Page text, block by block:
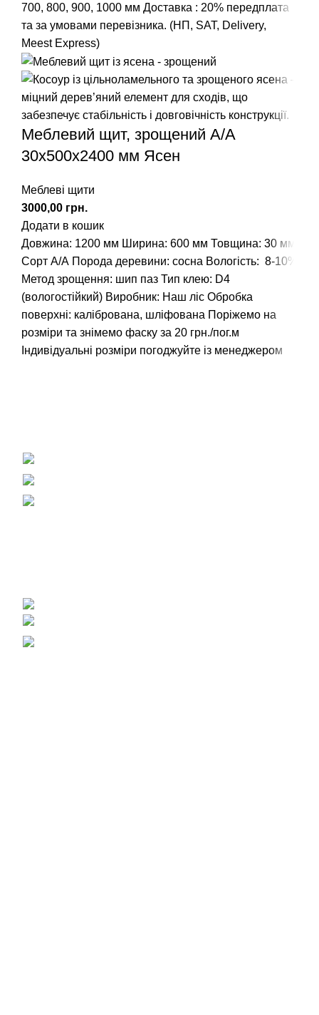
700, 800, 900, 1000 мм Доставка : 20% передплата
та за умовами перевізника. (НП, SAT, Delivery,
Meest Express)
Меблевий щит, зрощений A/А
30х500х2400 мм Ясен
Меблеві щити
грн.
Додати в кошик
Довжина: 1200 мм Ширина: 600 мм Товщина: 30 мм
Сорт А/А Порода деревини: сосна Вологість: 8-10%
Метод зрощення: шип паз Тип клею: D4
(вологостійкий) Виробник: Наш ліс Обробка
поверхні: калібрована, шліфована Поріжемо на
розміри та знімемо фаску за 20 грн./пог.м
Індивідуальні розміри погоджуйте із менеджером